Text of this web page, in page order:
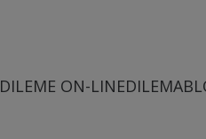
DILEME ON-LINE